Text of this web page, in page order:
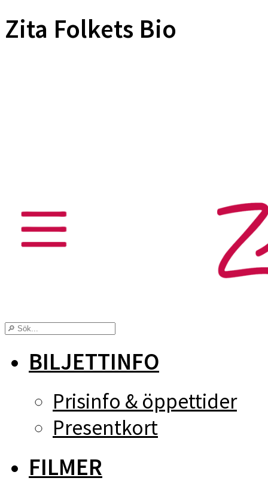
Zita Folkets Bio
BILJETTINFO
Prisinfo & öppettider
Presentkort
FILMER